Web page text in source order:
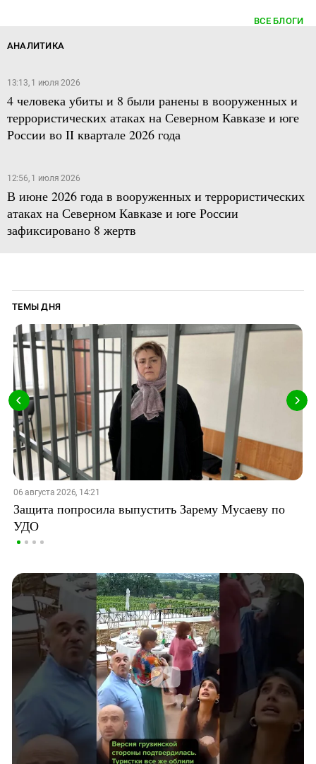
ВСЕ БЛОГИ
АНАЛИТИКА
13:13, 1 июля 2026
4 человека убиты и 8 были ранены в вооруженных и
террористических атаках на Северном Кавказе и юге
России во II квартале 2026 года
12:56, 1 июля 2026
В июне 2026 года в вооруженных и террористических
атаках на Северном Кавказе и юге России
зафиксировано 8 жертв
ТЕМЫ ДНЯ
06 августа 2026, 14:21
Защита попросила выпустить Зарему Мусаеву по
УДО